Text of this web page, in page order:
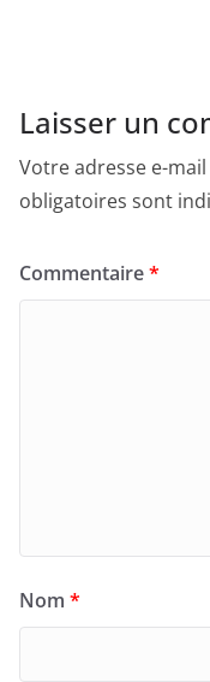
Laisser un
Votre adresse e-
obligatoires sont
Commentaire*
Nom *